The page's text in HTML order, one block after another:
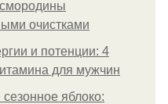
очистками
и потенции: 4
для мужчин
яблоко: